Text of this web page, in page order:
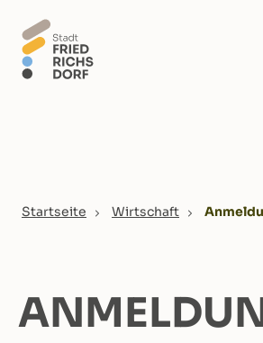
You are here:
Startseite Wirtschaft